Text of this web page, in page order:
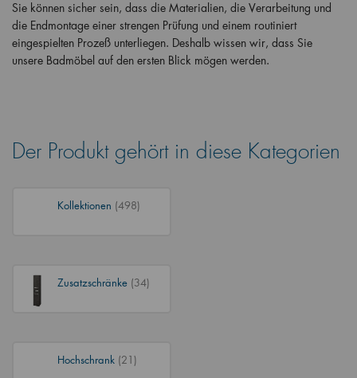
Sie können sicher sein, dass die Materialien, die Verarbeitung und
die Endmontage einer strengen Prüfung und einem routiniert
eingespielten Prozeß unterliegen. Deshalb wissen wir, dass Sie
unsere Badmöbel auf den ersten Blick mögen werden.
Der Produkt gehört in diese Kategorien
Kollektionen (498)
Zusatzschränke (34)
Hochschrank (21)